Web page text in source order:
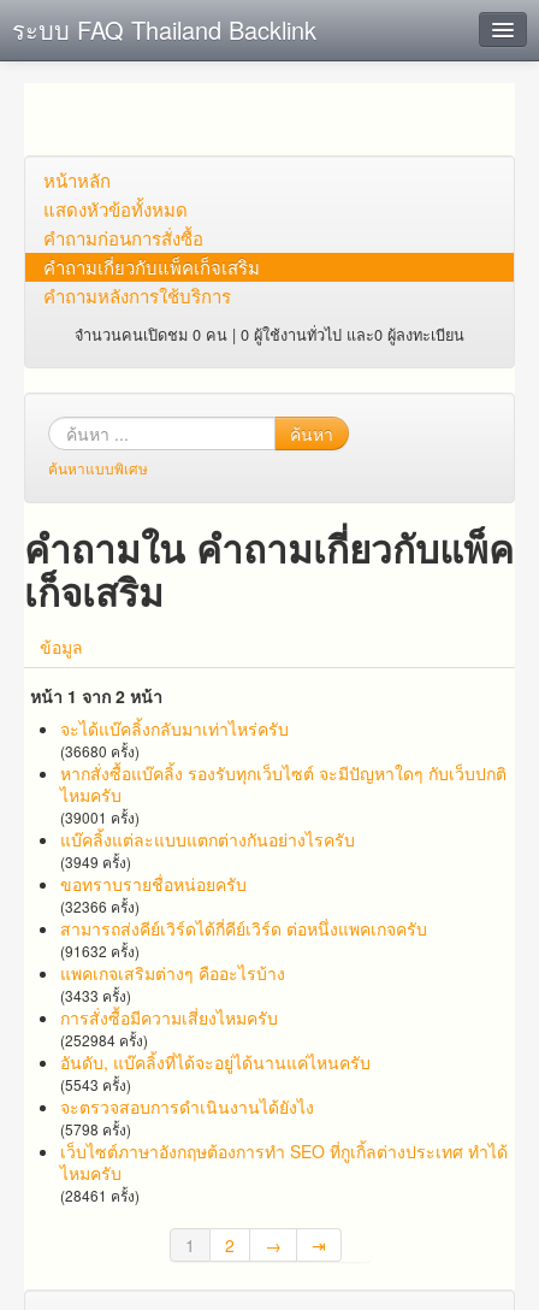
ระบบ FAQ Thailand Backlink
ตั้งคำถาม
ดูคำถาม
คุณต้องการที่จะลงทะเบียนหรือไม่?
หน้าหลัก
แสดงหัวข้อทั้งหมด
คำถาม​ก่อน​การ​สั่งซื้อ​
คำถาม​เกี่ยว​กับ​แพ็คเก็จ​เสริม
คำถามหลังการใช้บริการ
จำนวนคนเปิดชม 0 คน | 0 ผู้ใช้งานทั่วไป และ0 ผู้ลงทะเบียน
ค้นหา
ค้นหาแบบพิเศษ
คำถามใน คำถาม​เกี่ยว​กับ​แพ็ค
เก็จ​เสริม
ข้อมูล
หน้า 1 จาก 2 หน้า
จะได้แบ๊คลิ้งกลับมาเท่าไหร่ครับ
(36680 ครั้ง)
หากสั่งซื้อแบ๊คลิ้ง รองรับทุกเว็บไซต์ จะมีปัญหาใดๆ กับเว็บปกติ
ไหมครับ
(39001 ครั้ง)
แบ๊คลิ้งแต่ละแบบแตกต่างกันอย่างไรครับ
(3949 ครั้ง)
ขอทราบรายชื่อหน่อยครับ
(32366 ครั้ง)
สามารถส่งคีย์เวิร์ดได้กี่คีย์เวิร์ด ต่อหนึ่งแพคเกจครับ
(91632 ครั้ง)
แพคเกจเสริมต่างๆ คืออะไรบ้าง
(3433 ครั้ง)
การสั่งซื้อมีความเสี่ยงไหมครับ
(252984 ครั้ง)
อันดับ, แบ๊คลิ้งที่ได้จะอยู่ได้นานแค่ไหนครับ
(5543 ครั้ง)
จะตรวจสอบการดำเนินงานได้ยังไง
(5798 ครั้ง)
เว็บไซต์ภาษาอังกฤษต้องการทำ SEO ที่กูเกิ้ลต่างประเทศ ทำได้
ไหมครับ
(28461 ครั้ง)
1 2 → ⇥